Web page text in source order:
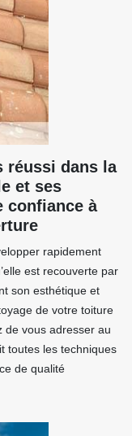
réussi dans la
et ses
confiance à
rapidement
est recouverte par
son esthétique et
de votre toiture
de vous adresser au
toutes les techniques
de qualité